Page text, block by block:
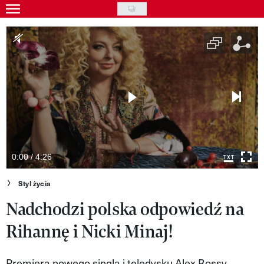
Skip
to
main
content
Gwiazdy
Ludzie
Moda
Uroda
Styl życia
Kultura
Wideo
Nasze akcje
VIVA!ART
0:00 / 4:26
Styl życia
Nadchodzi polska odpowiedź na
Rihannę i Nicki Minaj!